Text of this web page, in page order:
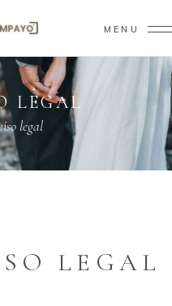
MENU
LEGAL
legal
LEGAL